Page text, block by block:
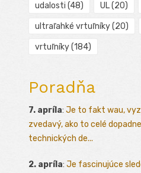
udalosti (48) UL(20)
ultraľahké vrtuľníky(20)
vrtuľníky(184)
Poradňa
7. apríla: Je to fakt wau,
zvedavý, ako to celé
technických de...
2. apríla: Je fascinujúce